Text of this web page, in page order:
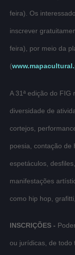
feira). Os
inscrever
feira), por meio da
(
A 31ª edição do
diversidade de
cortejos,
poesia, contação de
espetáculos,
manifestações
como hip hop,
INSCRIÇÕES -
ou jurídicas, de todo